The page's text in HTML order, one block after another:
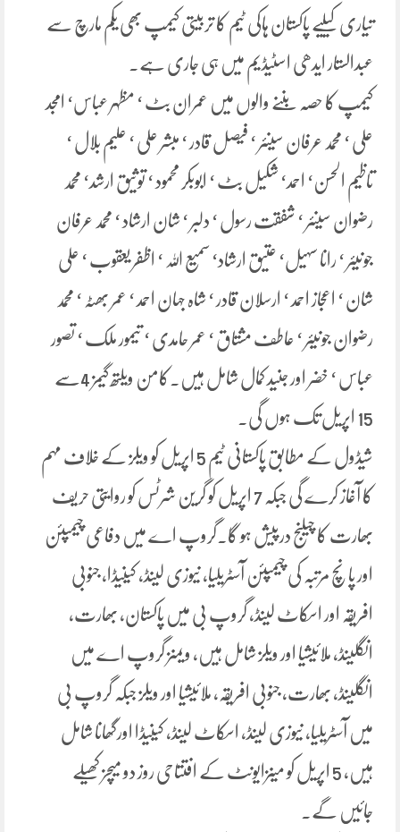
تیاری کیلیے پاکستان ہاکی ٹیم کا تربیتی کیمپ بھی یکم مارچ سے
عبدالستار ایدھی اسٹیڈیم میں ہی جاری ہے۔
کیمپ کا حصہ بننے والوں میں عمران بٹ ‘ مظہر عباس‘ امجد
علی ‘ محمد عرفان سینئر ‘ فیصل قادر ‘ مبشر علی ‘ علیم بلال ‘
تاظیم الحسن‘ احمد‘ شکیل بٹ ‘ ابوبکر محمود ‘ توثیق ارشد‘ محمد
رضوان سینئر ‘ شفقت رسول ‘ دلبر ‘ شان ارشاد ‘ محمد عرفان
جونیئر ‘ رانا سہیل‘ عتیق ارشاد‘ سمیع اللہ ‘ اظفر یعقوب ‘ علی
شان ‘ اعجاز احمد ‘ ارسلان قادر ‘ شاہ جہان احمد ‘ عمر بھٹہ ‘ محمد
رضوان جونیئر ‘ عاطف مشتاق ‘ عمر حامدی ‘ تیمور ملک ‘ تصور
عباس ‘ خضر اور جنید کمال شامل ہیں۔کامن ویلتھ گیمز 4سے
15 اپریل تک ہوں گی۔
شیڈول کے مطابق پاکستانی ٹیم 5 اپریل کو ویلز کے خلاف مہم
کا آغاز کرے گی جبکہ 7 اپریل کو گرین شرٹس کو روایتی حریف
بھارت کا چیلنج درپیش ہو گا۔گروپ اے میں دفاعی چیمپئن
اور پانچ مرتبہ کی چیمپئن آسٹریلیا، نیوزی لینڈ، کینیڈا، جنوبی
افریقہ اور اسکاٹ لینڈ، گروپ بی میں پاکستان، بھارت،
انگلینڈ، ملائیشیا اور ویلز شامل ہیں، ویمنز گروپ اے میں
انگلینڈ، بھارت، جنوبی افریقہ، ملائیشیا اور ویلز جبکہ گروپ بی
میں آسٹریلیا، نیوزی لینڈ، اسکاٹ لینڈ، کینیڈا اورگھانا شامل
ہیں، 5 اپریل کو مینزایونٹ کے افتتاحی روز دو میچز کھیلے
جائیں گے۔